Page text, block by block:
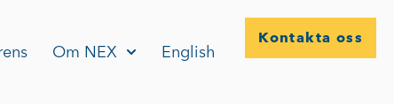
Om NEX English
Kontakta oss